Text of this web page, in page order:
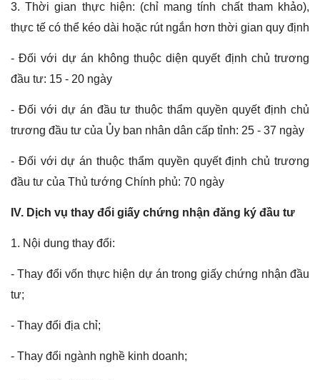
3. Thời gian thực hiện: (chỉ mang tính chất tham khảo),
thực tế có thể kéo dài hoặc rút ngắn hơn thời gian quy định
- Đối với dự án không thuộc diện quyết định chủ trương
đầu tư: 15 - 20 ngày
- Đối với dự án đầu tư thuộc thẩm quyền quyết định chủ
trương đầu tư của Ủy ban nhân dân cấp tỉnh: 25 - 37 ngày
- Đối với dự án thuộc thẩm quyền quyết định chủ trương
đầu tư của Thủ tướng Chính phủ: 70 ngày
IV. Dịch vụ thay đổi giấy chứng nhận đăng ký đầu tư
1. Nội dung thay đổi:
- Thay đổi vốn thực hiện dự án trong giấy chứng nhận đầu
tư;
- Thay đổi địa chỉ;
- Thay đổi ngành nghề kinh doanh;